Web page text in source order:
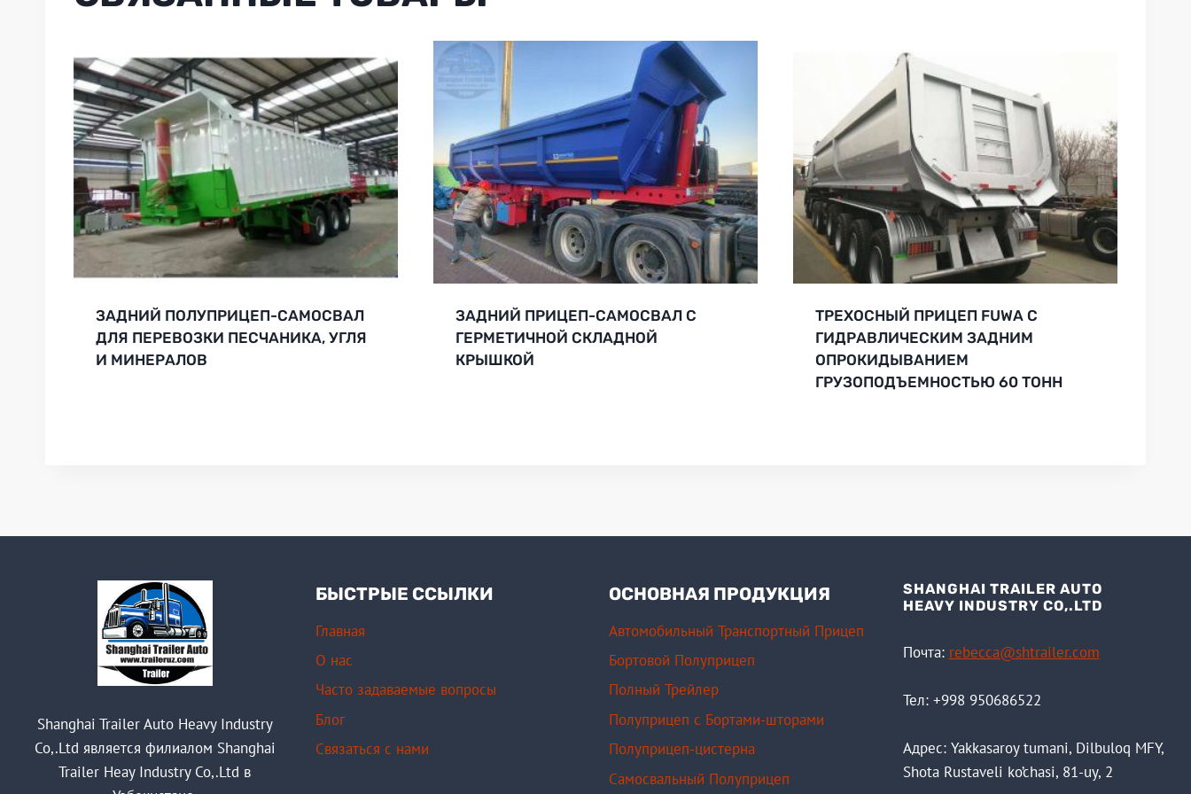
ЗАДНИЙ ПОЛУПРИЦЕП-САМОСВАЛ
ДЛЯ ПЕРЕВОЗКИ ПЕСЧАНИКА, УГЛЯ
И МИНЕРАЛОВ
ЗАДНИЙ ПРИЦЕП-САМОСВАЛ С
ГЕРМЕТИЧНОЙ СКЛАДНОЙ
КРЫШКОЙ
ТРЕХОСНЫЙ ПРИЦЕП FUWA С
ГИДРАВЛИЧЕСКИМ ЗАДНИМ
ОПРОКИДЫВАНИЕМ
ГРУЗОПОДЪЕМНОСТЬЮ 60 ТОНН
Shanghai Trailer Auto Heavy Industry
Co,.Ltd является филиалом Shanghai
Trailer Heay Industry Co,.Ltd в
БЫСТРЫЕ ССЫЛКИ
Главная
О нас
Часто задаваемые вопросы
Блог
Связаться с нами
ОСНОВНАЯ ПРОДУКЦИЯ
Автомобильный Транспортный Прицеп
Бортовой Полуприцеп
Полный Трейлер
Полуприцеп с Бортами-шторами
Полуприцеп-цистерна
Самосвальный Полуприцеп
SHANGHAI TRAILER AUTO
HEAVY INDUSTRY CO,.LTD
Почта: rebecca@shtrailer.com
Тел: +998 950686522
Адрес: Yakkasaroy tumani, Dilbuloq MFY,
Shota Rustaveli ko’chasi, 81-uy, 2